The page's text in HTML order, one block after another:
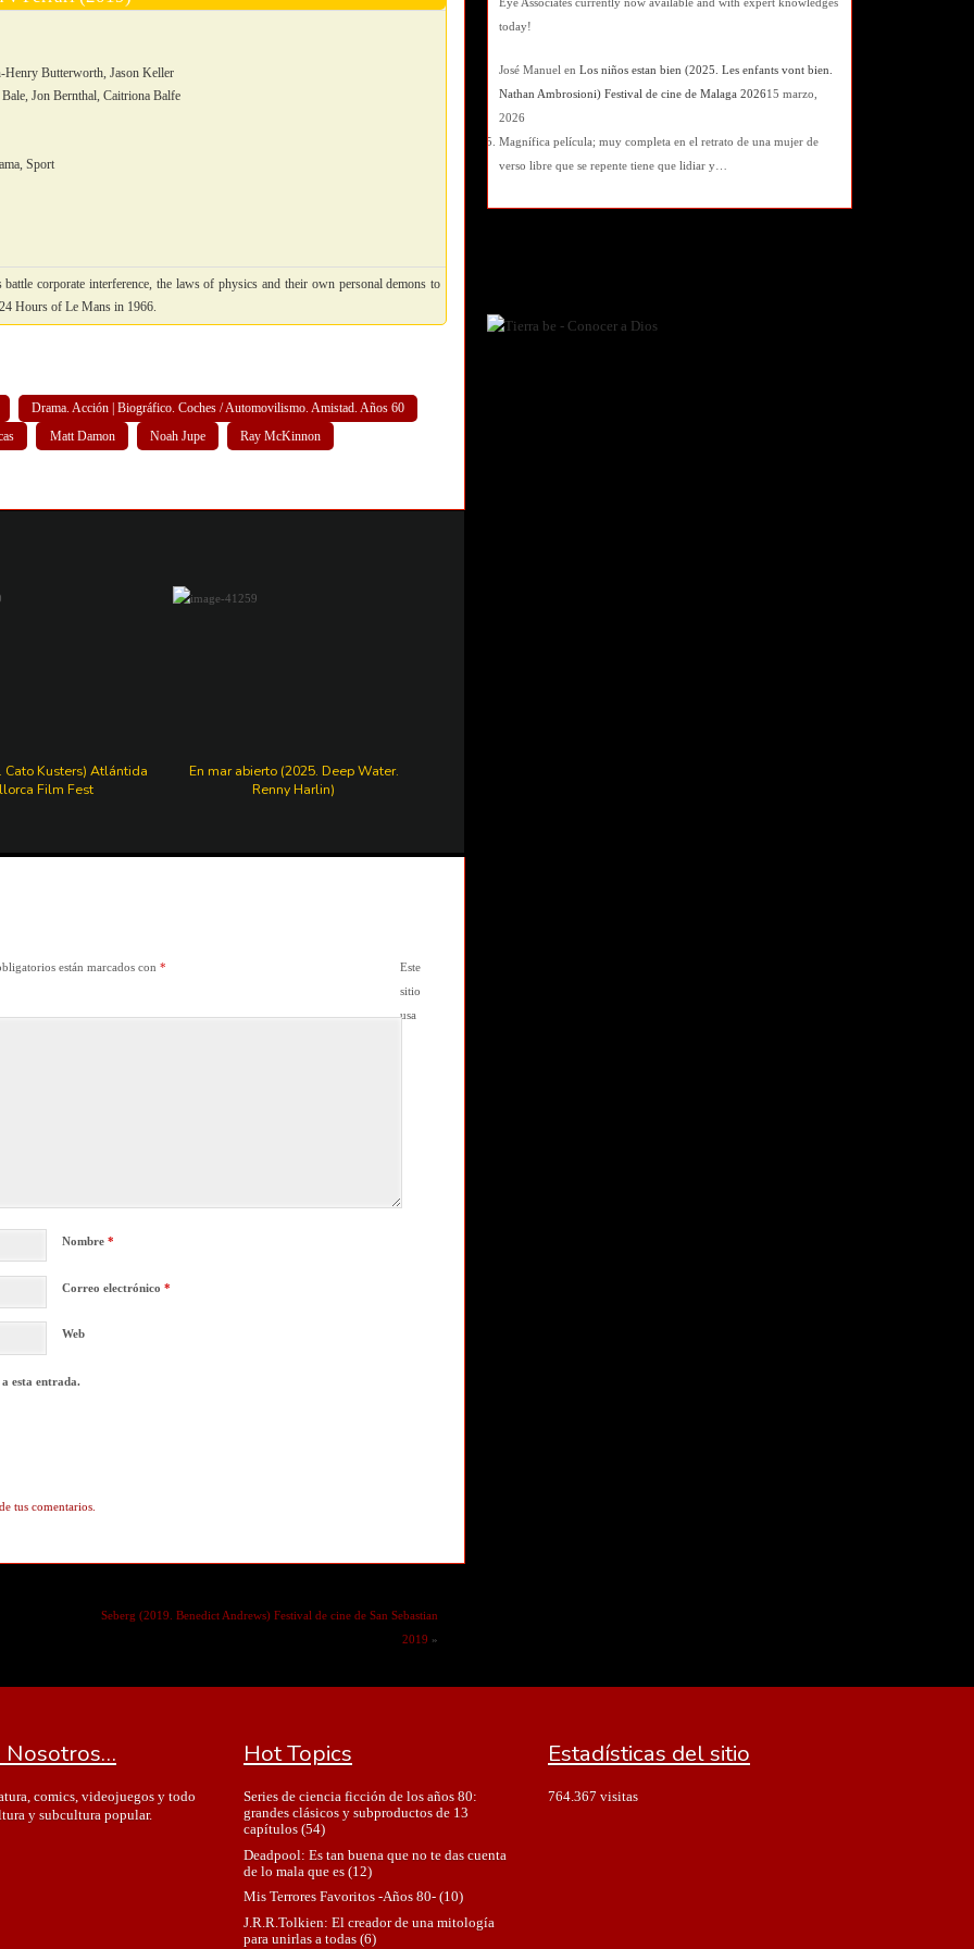
Henry Butterworth, Jason Keller
Jon Bernthal, Caitriona Balfe
Sport
corporate interference, the laws of physics and their own personal demons to
Hours of Le Mans in 1966.
Drama. Acción | Biográfico. Coches / Automovilismo. Amistad. Años 60
Matt Damon Noah Jupe Ray McKinnon
Cato Kusters) Atlántida
Film Fest
En mar abierto (2025. Deep Water.
Renny Harlin)
están marcados con *
Nombre *
Correo electrónico *
Web
esta entrada.
Este
sitio
usa
tus comentarios.
Seberg (2019. Benedict Andrews) Festival de cine de San Sebastian
2019 »
today!
José Manuel en Los niños estan bien (2025. Les enfants vont bien.
Nathan Ambrosioni) Festival de cine de Malaga 202615 marzo,
2026
Magnífica película; muy completa en el retrato de una mujer de
verso libre que se repente tiene que lidiar y…
Nosotros…
comics, videojuegos y todo
y subcultura popular.
Hot Topics
Series de ciencia ficción de los años 80:
grandes clásicos y subproductos de 13
capítulos(54)
Deadpool: Es tan buena que no te das cuenta
de lo mala que es(12)
Mis Terrores Favoritos -Años 80-(10)
J.R.R.Tolkien: El creador de una mitología
para unirlas a todas(6)
Estadísticas del sitio
764.367 visitas